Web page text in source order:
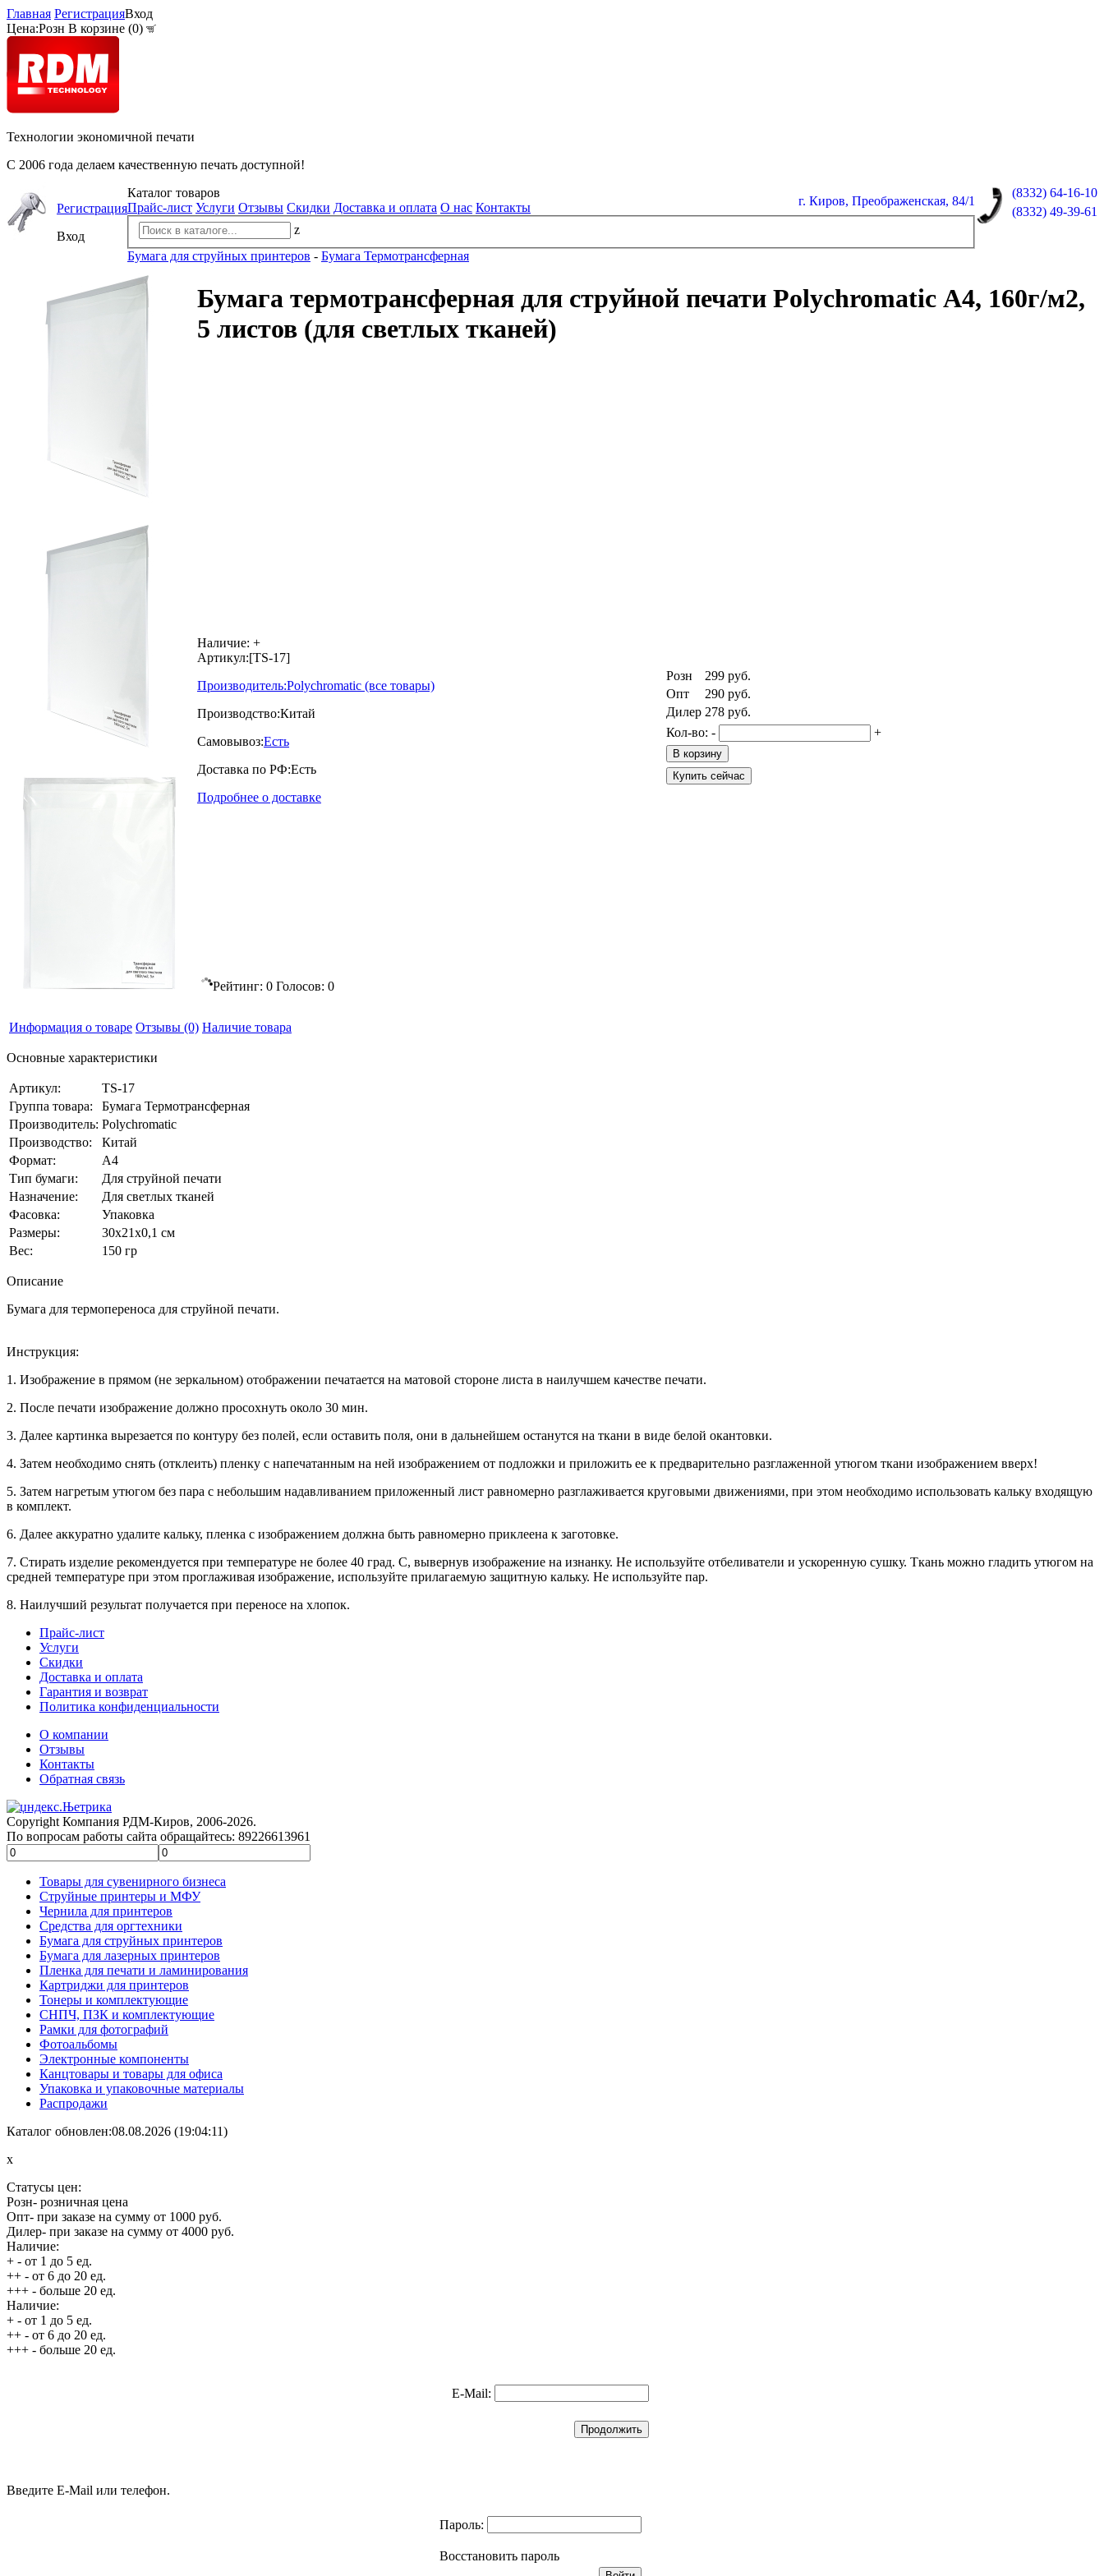
Главная РегистрацияВход
Цена:Розн В корзине (0)
Технологии экономичной печати
С 2006 года делаем качественную печать доступной!
(8332) 64-16-10
(8332) 49-39-61
г. Киров, Преображенская, 84/1
Регистрация
Вход
Каталог товаров
Прайс-лист Услуги Отзывы Скидки Доставка и оплата О нас Контакты
z
Бумага для струйных принтеров - Бумага Термотрансферная
Бумага термотрансферная для струйной печати Polychromatic А4, 160г/м2,
5 листов (для светлых тканей)
Наличие: +
Артикул:[TS-17]
Производитель:Polychromatic (все товары)
Производство:Китай
Самовывоз:Есть
Доставка по РФ:Есть
Подробнее о доставке
Розн 299 руб.
Опт
290 руб.
Дилер 278 руб.
Кол-во: - +
Рейтинг: 0 Голосов: 0
Информация о товаре Отзывы (0) Наличие товара
Основные характеристики
Артикул:
TS-17
Группа товара:
Бумага Термотрансферная
Производитель: Polychromatic
Производство:
Китай
Формат:
А4
Тип бумаги:
Для струйной печати
Назначение:
Для светлых тканей
Фасовка:
Упаковка
Размеры:
30x21x0,1 см
Вес:
150 гр
Описание
Бумага для термопереноса для струйной печати.
Инструкция:
1. Изображение в прямом (не зеркальном) отображении печатается на матовой стороне листа в наилучшем качестве печати.
2. После печати изображение должно просохнуть около 30 мин.
3. Далее картинка вырезается по контуру без полей, если оставить поля, они в дальнейшем останутся на ткани в виде белой окантовки.
4. Затем необходимо снять (отклеить) пленку с напечатанным на ней изображением от подложки и приложить ее к предварительно разглаженной утюгом ткани изображением вверх!
5. Затем нагретым утюгом без пара с небольшим надавливанием приложенный лист равномерно разглаживается круговыми движениями, при этом необходимо использовать кальку входящую
в комплект.
6. Далее аккуратно удалите кальку, пленка с изображением должна быть равномерно приклеена к заготовке.
7. Стирать изделие рекомендуется при температуре не более 40 град. С, вывернув изображение на изнанку. Не используйте отбеливатели и ускоренную сушку. Ткань можно гладить утюгом на
средней температуре при этом проглаживая изображение, используйте прилагаемую защитную кальку. Не используйте пар.
8. Наилучший результат получается при переносе на хлопок.
Прайс-лист
Услуги
Скидки
Доставка и оплата
Гарантия и возврат
Политика конфиденциальности
О компании
Отзывы
Контакты
Обратная связь
Copyright Компания РДМ-Киров, 2006-2026.
По вопросам работы сайта обращайтесь: 89226613961
Товары для сувенирного бизнеса
Струйные принтеры и МФУ
Чернила для принтеров
Средства для оргтехники
Бумага для струйных принтеров
Бумага для лазерных принтеров
Пленка для печати и ламинирования
Картриджи для принтеров
Тонеры и комплектующие
СНПЧ, ПЗК и комплектующие
Рамки для фотографий
Фотоальбомы
Электронные компоненты
Канцтовары и товары для офиса
Упаковка и упаковочные материалы
Распродажи
Каталог обновлен:08.08.2026 (19:04:11)
x
Статусы цен:
Розн- розничная цена
Опт- при заказе на сумму от 1000 руб.
Дилер- при заказе на сумму от 4000 руб.
Наличие:
+ - от 1 до 5 ед.
++ - от 6 до 20 ед.
+++ - больше 20 ед.
Наличие:
+ - от 1 до 5 ед.
++ - от 6 до 20 ед.
+++ - больше 20 ед.
E-Mail:
Введите E-Mail или телефон.
Пароль:
Восстановить пароль